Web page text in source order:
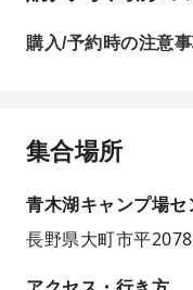
購入/予約時の注意
集合場所
青木湖キャンプ場セ
長野県大町市平